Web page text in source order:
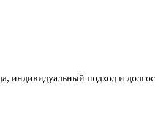
индивидуальный подход и